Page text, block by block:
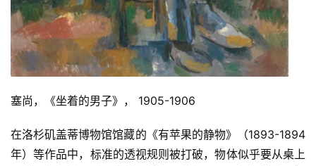
塞尚，《坐着的男子》， 1905-1906
在洛杉矶盖蒂博物馆馆藏的《有苹果的静物》（1893-1894
年）等作品中，标准的透视规则被打破，物体似乎要从桌上